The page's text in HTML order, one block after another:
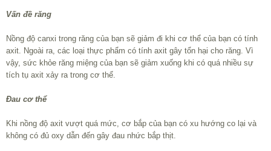
Vấn đề răng
Nồng độ canxi trong răng của bạn sẽ giảm đi khi cơ thể của bạn có tính
axit. Ngoài ra, các loại thực phẩm có tính axit gây tổn hại cho răng. Vì
vậy, sức khỏe răng miệng của bạn sẽ giảm xuống khi có quá nhiều sự
tích tụ axit xảy ra trong cơ thể.
Đau cơ thể
Khi nồng độ axit vượt quá mức, cơ bắp của bạn có xu hướng co lại và
không có đủ oxy dẫn đến gây đau nhức bắp thịt.